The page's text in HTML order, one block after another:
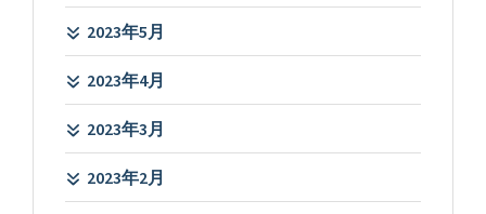
2023年5月
2023年4月
2023年3月
2023年2月